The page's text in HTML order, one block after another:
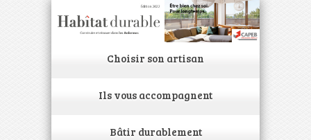
Choisir son artisan
Ils vous accompagnent
Bâtir durablement